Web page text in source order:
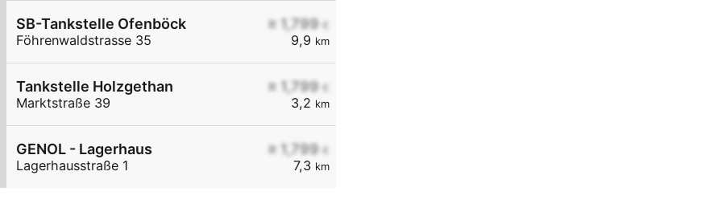
≥ 1,799 €
9,9 km
SB-Tankstelle Ofenböck
Föhrenwaldstrasse 35
≥ 1,799 €
3,2 km
Tankstelle Holzgethan
Marktstraße 39
≥ 1,799 €
7,3 km
GENOL - Lagerhaus
Lagerhausstraße 1